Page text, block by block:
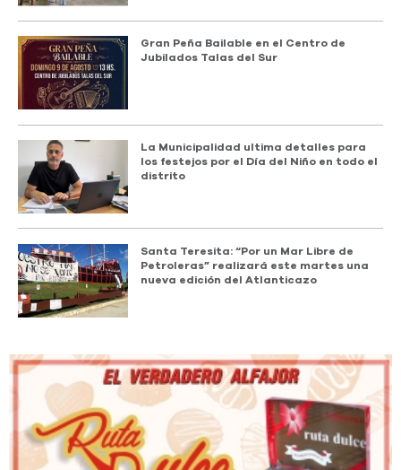
Gran Peña Bailable en el Centro de
Jubilados Talas del Sur
La Municipalidad ultima detalles para
los festejos por el Día del Niño en todo el
distrito
Santa Teresita: “Por un Mar Libre de
Petroleras” realizará este martes una
nueva edición del Atlanticazo